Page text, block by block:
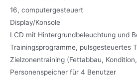
16, computergesteuert
Display/Konsole
LCD mit Hintergrundbeleuchtung und
Trainingsprogramme, pulsgesteuertes
Zielzonentraining (Fettabbau,
Personenspeicher für 4 Benutzer